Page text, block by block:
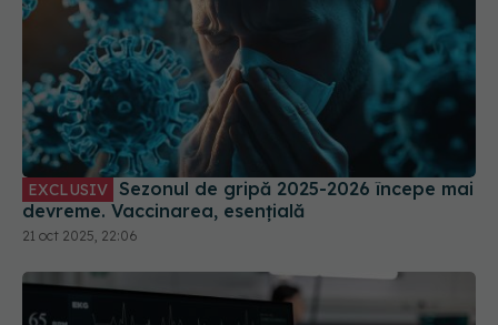
EXCLUSIV Sezonul de gripă 2025-2026 începe mai
devreme. Vaccinarea, esențială
21 oct 2025, 22:06